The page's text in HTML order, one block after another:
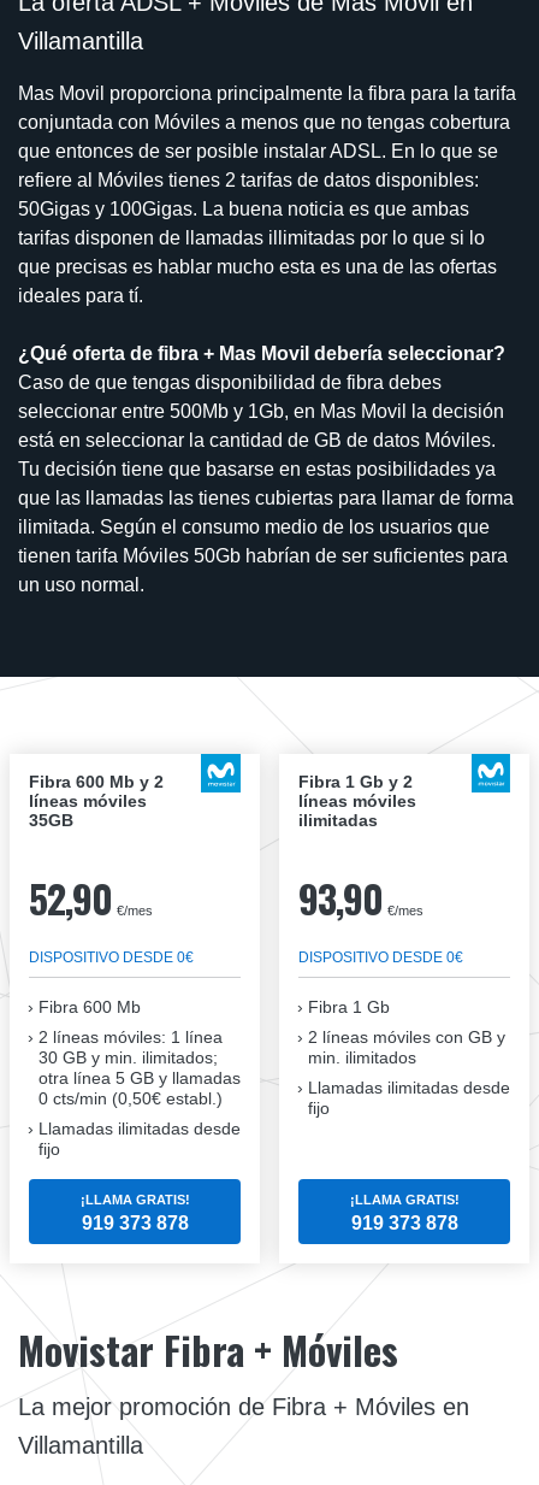
Villamantilla
Mas Movil proporciona principalmente la fibra para la tarifa
conjuntada con Móviles a menos que no tengas cobertura
que entonces de ser posible instalar ADSL. En lo que se
refiere al Móviles tienes 2 tarifas de datos disponibles:
50Gigas y 100Gigas. La buena noticia es que ambas
tarifas disponen de llamadas illimitadas por lo que si lo
que precisas es hablar mucho esta es una de las ofertas
ideales para tí.
¿Qué oferta de fibra + Mas Movil debería seleccionar?
Caso de que tengas disponibilidad de fibra debes
seleccionar entre 500Mb y 1Gb, en Mas Movil la decisión
está en seleccionar la cantidad de GB de datos Móviles.
Tu decisión tiene que basarse en estas posibilidades ya
que las llamadas las tienes cubiertas para llamar de forma
ilimitada. Según el consumo medio de los usuarios que
tienen tarifa Móviles 50Gb habrían de ser suficientes para
un uso normal.
Fibra 600 Mb y 2
líneas móviles
35GB
52,90 €/mes
DISPOSITIVO DESDE 0€
Fibra 600 Mb
2 líneas móviles: 1 línea
30 GB y min. ilimitados;
otra línea 5 GB y llamadas
0 cts/min (0,50€ establ.)
Llamadas ilimitadas desde
fijo
¡LLAMA GRATIS!
919 373 878
Fibra 1 Gb y 2
líneas móviles
ilimitadas
93,90 €/mes
DISPOSITIVO DESDE 0€
Fibra 1 Gb
2 líneas móviles con GB y
min. ilimitados
Llamadas ilimitadas desde
fijo
¡LLAMA GRATIS!
919 373 878
Movistar Fibra + Móviles
La mejor promoción de Fibra + Móviles en
Villamantilla